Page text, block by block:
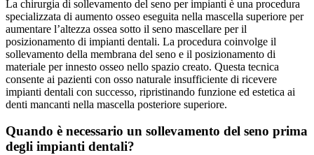
La chirurgia di sollevamento del seno per impianti è una procedura
specializzata di aumento osseo eseguita nella mascella superiore per
aumentare l’altezza ossea sotto il seno mascellare per il
posizionamento di impianti dentali. La procedura coinvolge il
sollevamento della membrana del seno e il posizionamento di
materiale per innesto osseo nello spazio creato. Questa tecnica
consente ai pazienti con osso naturale insufficiente di ricevere
impianti dentali con successo, ripristinando funzione ed estetica ai
denti mancanti nella mascella posteriore superiore.
Quando è necessario un sollevamento del seno prima
degli impianti dentali?